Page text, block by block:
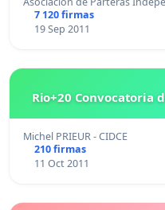
7 120 firmas
19 Sep 2011
Rio+20 Convocatoria
Michel PRIEUR - CIDCE
210 firmas
11 Oct 2011